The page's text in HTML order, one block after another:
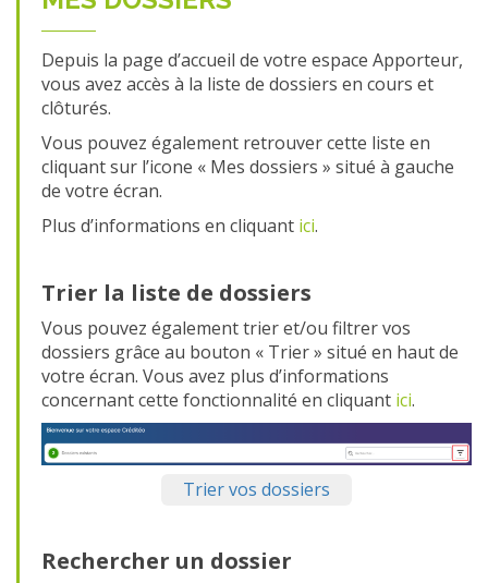
Depuis la page d’accueil de votre espace Apporteur,
vous avez accès à la liste de dossiers en cours et
clôturés.
Vous pouvez également retrouver cette liste en
cliquant sur l’icone « Mes dossiers » situé à gauche
de votre écran.
Plus d’informations en cliquant ici.
Trier la liste de dossiers
Vous pouvez également trier et/ou filtrer vos
dossiers grâce au bouton « Trier » situé en haut de
votre écran. Vous avez plus d’informations
concernant cette fonctionnalité en cliquant ici.
Trier vos dossiers
Rechercher un dossier